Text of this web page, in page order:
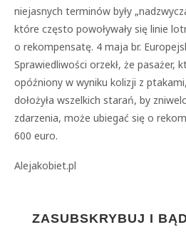
niejasnych terminów były
które często powoływały się linie
o rekompensatę. 4 maja br.
Sprawiedliwości orzekł, że pasażer,
opóźniony w wyniku kolizji z
dołożyła wszelkich starań, by
zdarzenia, może ubiegać się o
600 euro.
Alejakobiet.pl
ZASUBSKRYBUJ I